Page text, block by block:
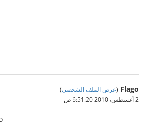
Flago
(عرض الملف الشخصي)
2 أغسطس، 2010 6:51:20 ص